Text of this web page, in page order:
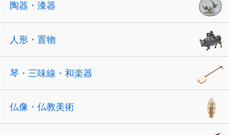
陶器・漆器
人形・置物
琴・三味線・和楽器
仏像・仏教美術